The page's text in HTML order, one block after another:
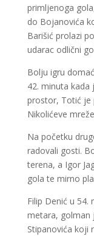
primljenoga
do Bojanovića
Barišić prolazi
udarac odlični
Bolju igru
42. minuta kada
prostor, Totić je
Nikolićeve
Na početku
radovali gosti.
terena, a Igor
gola te mirno
Filip Denić u 54.
metara, golman
Stipanovića koji